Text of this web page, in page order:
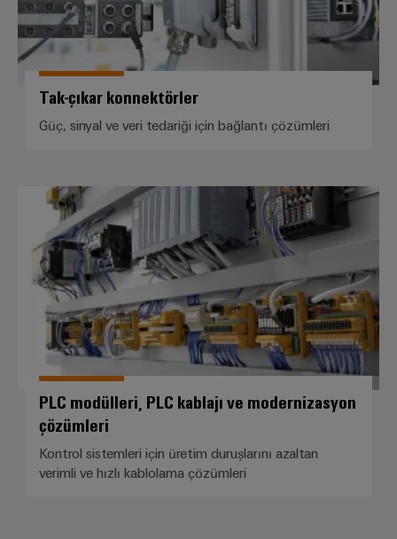
Tak-çıkar konnektörler
Güç, sinyal ve veri tedariği için bağlantı çözümleri
PLC modülleri, PLC kablajı ve
PLC modülleri, PLC kablajı ve modernizasyon
çözümleri
Kontrol sistemleri için üretim duruşlarını azaltan
verimli ve hızlı kablolama çözümleri